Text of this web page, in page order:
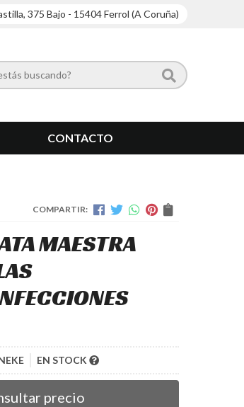
375 Bajo - 15404 Ferrol (A Coruña)
CONTACTO
COMPARTIR:
MAESTRA
EN STOCK
precio